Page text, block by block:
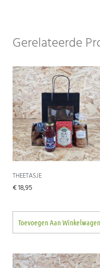
Gerelateerde
THEETASJE
€18,95
Toevoegen Aan Winkelwagen